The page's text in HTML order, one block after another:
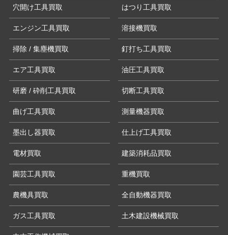
穴開け工具買取 はつり工具買取
エンジン工具買取 溶接機買取
掃除 / 集塵機買取 釘打ち工具買取
エア工具買取 油圧工具買取
研磨 / 砕削工具買取 切断工具買取
曲げ工具買取 測量機器買取
墨出し器買取 仕上げ工具買取
電材買取 建築消耗品買取
園芸工具買取 重機買取
農機具買取 全自動機器買取
ガス工具買取 土木建設機械買取